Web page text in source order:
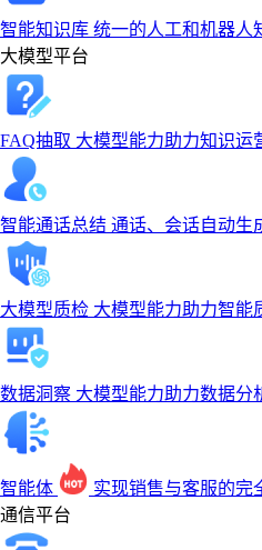
智能知识库 统一的人工和机器人
大模型平台
FAQ抽取 大模型能力助力知识运
智能通话总结 通话、会话自动生
大模型质检 大模型能力助力智能
数据洞察 大模型能力助力数据分
智能体
实现销售与客服的完
通信平台